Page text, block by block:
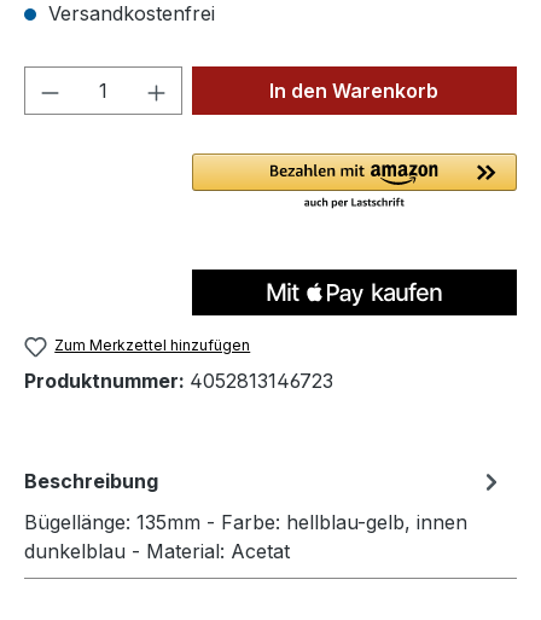
Versandkostenfrei
Produkt Anzahl: Gib denIn den Warenkorb
Zum Merkzettel hinzufügen
Produktnummer: 4052813146723
Beschreibung
Bügellänge: 135mm - Farbe: hellblau-gelb, innen
dunkelblau - Material: Acetat